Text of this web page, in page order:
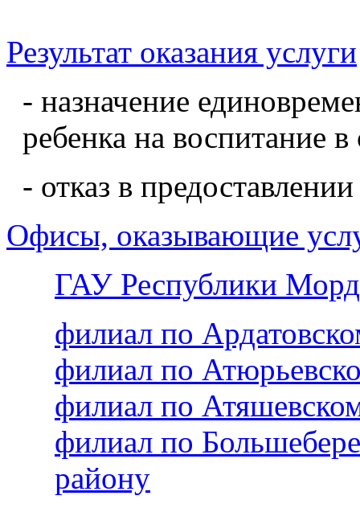
Результат оказания услуги
- назначение
ребенка на воспитание
- отказ в
Офисы, оказывающие
ГАУ Республики
филиал по
филиал по
филиал по
филиал по
району